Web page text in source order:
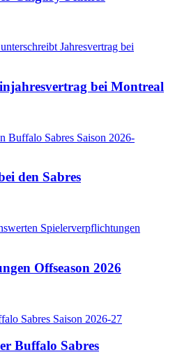
bei Montreal
den Sabres
Offseason 2026
Buffalo Sabres